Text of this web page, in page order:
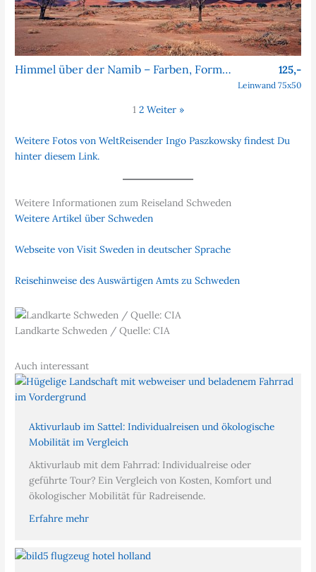
Himmel über der Namib – Farben, Formen, Faszination 125,-
Leinwand 75x50
1 2 Weiter »
Weitere Fotos von WeltReisender Ingo Paszkowsky findest Du
hinter diesem Link.
Weitere Informationen zum Reiseland Schweden
Weitere Artikel über Schweden
Webseite von Visit Sweden in deutscher Sprache
Reisehinweisedes Auswärtigen Amts zu Schweden
Landkarte Schweden / Quelle: CIA
Auch interessant
Aktivurlaub im Sattel: Individualreisen und ökologische
Mobilität im Vergleich
Aktivurlaub mit dem Fahrrad: Individualreise oder
geführte Tour? Ein Vergleich von Kosten, Komfort und
ökologischer Mobilität für Radreisende.
Erfahre mehr